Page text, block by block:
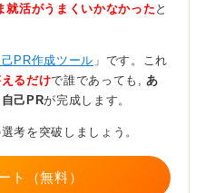
ます。
け詳しく伝えられるように
就活がうまくいかなかった と
己PR作成ツール 」です。これ
るだけで誰であっても, あ
己PRが完成します。
考を突破しましょう。
ト（無料）